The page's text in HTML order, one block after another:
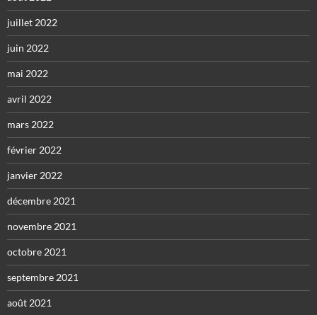
juillet 2022
juin 2022
mai 2022
avril 2022
mars 2022
février 2022
janvier 2022
décembre 2021
novembre 2021
octobre 2021
septembre 2021
août 2021